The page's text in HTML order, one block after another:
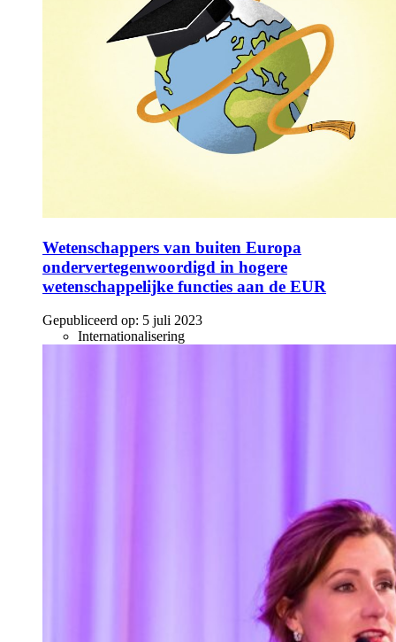
Wetenschappers van buiten Europa
ondervertegenwoordigd in hogere
wetenschappelijke functies aan de EUR
Gepubliceerd op: 5 juli 2023
Internationalisering